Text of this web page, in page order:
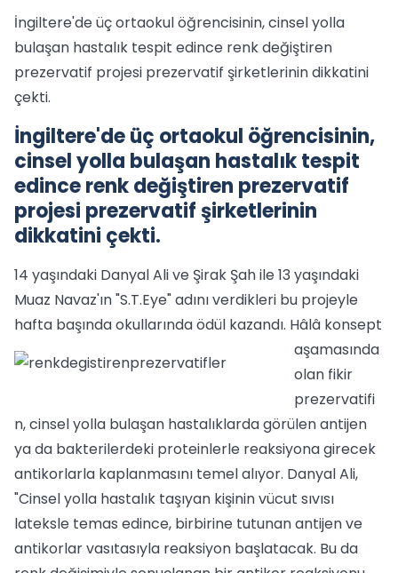
İngiltere'de üç ortaokul öğrencisinin, cinsel yolla
bulaşan hastalık tespit edince renk değiştiren
prezervatif projesi prezervatif şirketlerinin dikkatini
çekti.
İngiltere'de üç ortaokul öğrencisinin,
cinsel yolla bulaşan hastalık tespit
edince renk değiştiren prezervatif
projesi prezervatif şirketlerinin
dikkatini çekti.
14 yaşındaki Danyal Ali ve Şirak Şah ile 13 yaşındaki
Muaz Navaz'ın "S.T.Eye" adını verdikleri bu projeyle
hafta başında okullarında ödül kazandı. Hâlâ konsept
aşamasında
olan fikir
prezervatifi
n, cinsel yolla bulaşan hastalıklarda görülen antijen
ya da bakterilerdeki proteinlerle reaksiyona girecek
antikorlarla kaplanmasını temel alıyor. Danyal Ali,
"Cinsel yolla hastalık taşıyan kişinin vücut sıvısı
lateksle temas edince, birbirine tutunan antijen ve
antikorlar vasıtasıyla reaksiyon başlatacak. Bu da